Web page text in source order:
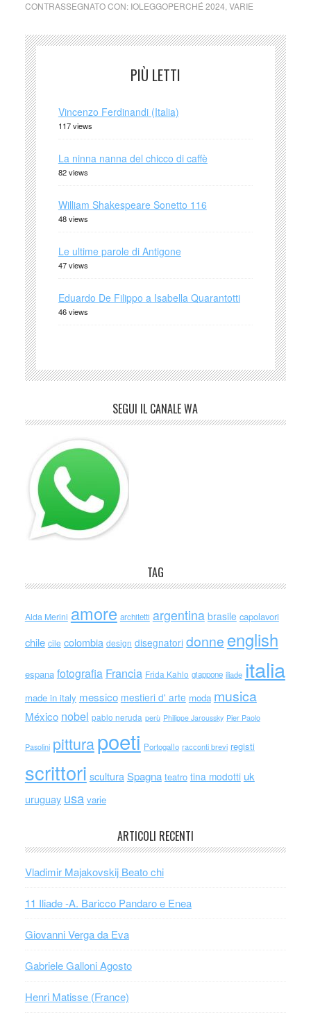
CONTRASSEGNATO CON: IOLEGGOPERCHÉ 2024 VARIE
PIÙ LETTI
Vincenzo Ferdinandi (Italia)
117 views
La ninna nanna del chicco di caffè
82 views
William Shakespeare Sonetto 116
48 views
Le ultime parole di Antigone
47 views
Eduardo De Filippo a Isabella Quarantotti
46 views
SEGUI IL CANALE WA
TAG
Alda Merini amore architetti argentina brasile capolavori
chile cile colombia design disegnatori donne english
espana fotografia Francia Frida Kahlo giappone iliade italia
made in italy messico mestieri d' arte moda musica
México nobel pablo neruda perù Philippe Jaroussky Pier Paolo
Pasolini pitturapoeti Portogallo racconti brevi registi
scrittori scultura Spagna teatro tina modotti uk
uruguay usa varie
ARTICOLI RECENTI
Vladimir Majakovskij Beato chi
11 Iliade -A. Baricco Pandaro e Enea
Giovanni Verga da Eva
Gabriele Galloni Agosto
Henri Matisse (France)